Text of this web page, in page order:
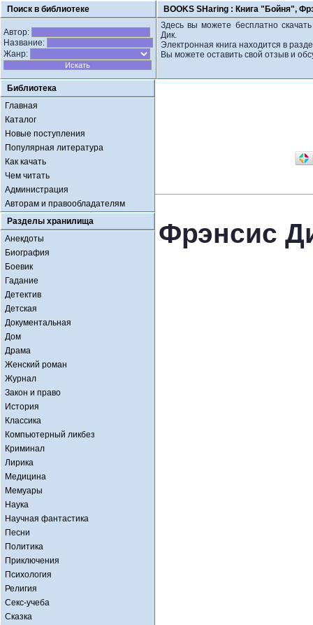
Поиск в библиотеке BOOKS SHaring : Книга "Бойня",
Автор:
Название:
Жанр:
Здесь вы можете бесплатно
Дик.
Электронная книга находится в
Вы можете оставить свой отзыв и
Библиотека
Главная
Каталог
Новые поступления
Популярная литература
Как качать
Чем читать
Администрация
Авторам и правообладателям
Разделы хранилища
Анекдоты
Биография
Боевик
Гадание
Детектив
Детская
Документальная
Дом
Драма
Женский роман
Журнал
Закон и право
История
Классика
Компьютерный ликбез
Криминал
Лирика
Медицина
Мемуары
Наука
Научная фантастика
Песни
Политика
Приключения
Психология
Религия
Секс-учеба
Сказка
Фрэнсис